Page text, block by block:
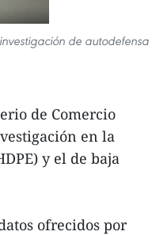
de autodefensa
de Comercio
en la
y el de baja
ofrecidos por